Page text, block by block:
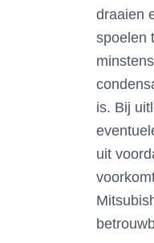
draaien
spoelen
is. Bij
uit